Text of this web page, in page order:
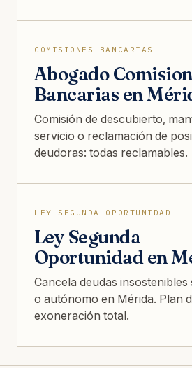
COMISIONES BANCARIAS
Abogado
Bancarias en
Comisión de descubierto,
servicio o reclamación de
deudoras: todas reclamables.
LEY SEGUNDA OPORTUNIDAD
Ley Segunda
Oportunidad en
Cancela deudas
o autónomo en Mérida. Plan
exoneración total.